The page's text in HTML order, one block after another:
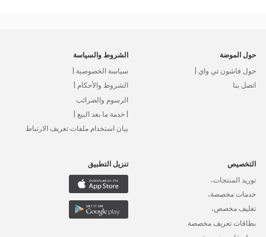
حول الموضة
حول فاشون تي واي |
اتصل بنا
الشروط والسياسة
سياسة الخصوصية |
الشروط والأحكام |
الرسوم والضرائب
| خدمة ما بعد البيع |
بيان استخدام ملفات تعريف الارتباط
التخصيص
توريد المنتجات،
خدمات مخصصة،
تغليف مخصص،
بطاقات تعريف مخصصة
تنزيل التطبيق